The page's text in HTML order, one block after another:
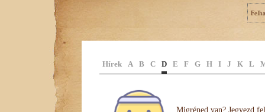
Hírek A B C D E F G H I J K L
Migréned van? Jegyezd